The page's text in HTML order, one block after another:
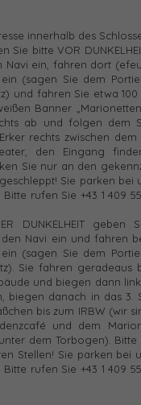
innerhalb des
Sie bitte VOR
Navi ein, fahren dort
(sagen Sie dem
und fahren Sie etwa
Banner
ab und folgen dem
rechts zwischen dem
den Eingang
Sie nur an den
Sie parken bei
rufen Sie +43 1 409
DUNKELHEIT geben
den Navi ein und fahren
(sagen Sie dem
Sie fahren geradeaus
und biegen dann
biegen danach in das 3.
bis zum IRBW (wir
und dem
dem Torbogen).
Stellen! Sie parken bei
rufen Sie +43 1 409